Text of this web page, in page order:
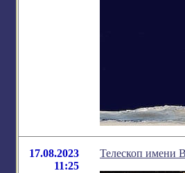
17.08.2023
11:25
Телескоп имени